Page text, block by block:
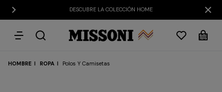
DESCUBRE LA COLECCIÓN HOME
HOMBRE ROPA Polos Y Camisetas